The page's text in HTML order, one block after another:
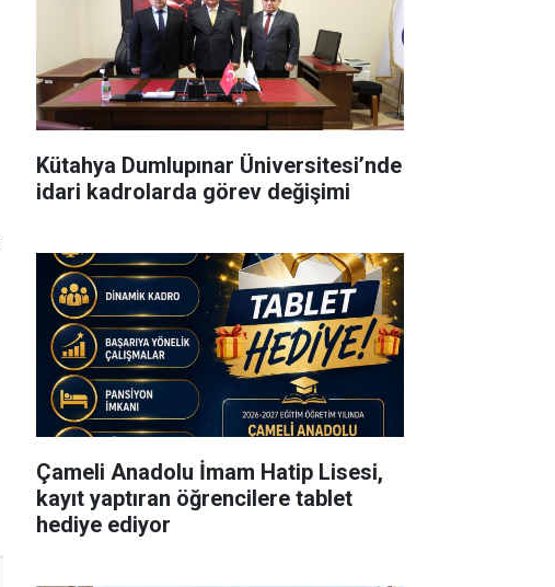
Kütahya Dumlupınar Üniversitesi’nde
idari kadrolarda görev değişimi
Çameli Anadolu İmam Hatip Lisesi,
kayıt yaptıran öğrencilere tablet
hediye ediyor